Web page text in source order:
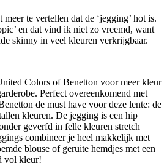
te vertellen dat de ‘jegging’ hot is.
en dat vind ik niet zo vreemd, want
skinny in veel kleuren verkrijgbaar.
Colors of Benetton voor meer kleur
Perfect overeenkomend met
de must have voor deze lente: de
kleuren. De jegging is een hip
geverfd in felle kleuren stretch
combineer je heel makkelijk met
blouse of geruite hemdjes met een
vol kleur!